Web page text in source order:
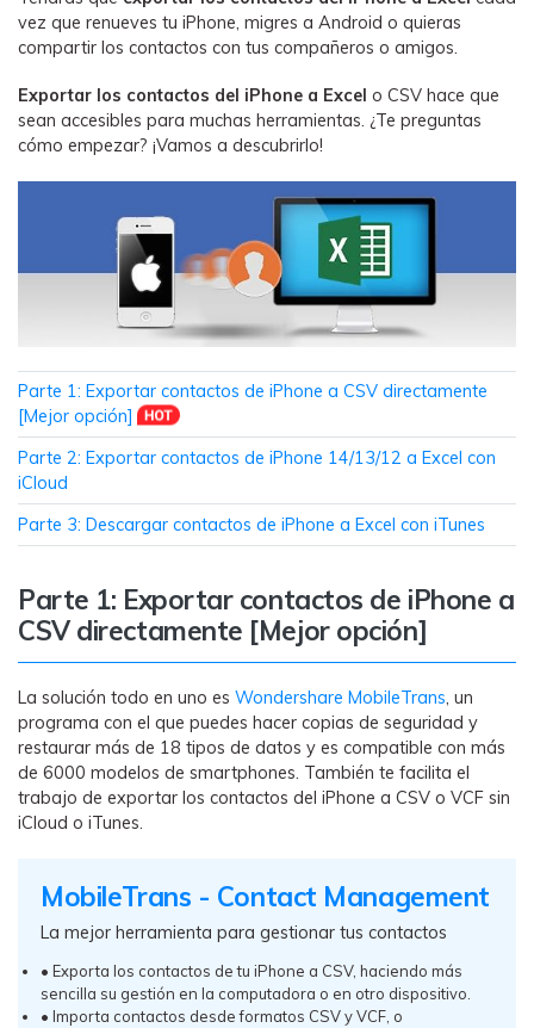
WhatsApp.
Transferencia de Datos de un
Celular a Otro
Transfiere contactos, fotos, música,
archivos de un teléfono a otro y a la
Mutsapper (Alias: Wutsapper)
Transfiere datos de WhatsApp y
WhatsApp Business sin restablecer los
valores de fábrica.
MobileTrans App
WhatsApp y archivos entre dispositivos
iOS y Android.
Welastseen
WeLastseen te tiene al tanto de todo en
WhatsApp.
vez que renueves tu iPhone, migres a Android o quieras
compartir los contactos con tus compañeros o amigos.
Exportar los contactos del iPhone a Excel o CSV hace que
sean accesibles para muchas herramientas. ¿Te preguntas
cómo empezar? ¡Vamos a descubrirlo!
Parte 1: Exportar contactos de iPhone a CSV directamente
[Mejor opción]
Parte 2: Exportar contactos de iPhone 14/13/12 a Excel con
iCloud
Parte 3: Descargar contactos de iPhone a Excel con iTunes
Parte 1: Exportar contactos de iPhone a
CSV directamente [Mejor opción]
La solución todo en uno es Wondershare MobileTrans, un
programa con el que puedes hacer copias de seguridad y
restaurar más de 18 tipos de datos y es compatible con más
de 6000 modelos de smartphones. También te facilita el
trabajo de exportar los contactos del iPhone a CSV o VCF sin
iCloud o iTunes.
MobileTrans - Contact Management
La mejor herramienta para gestionar tus contactos
• Exporta los contactos de tu iPhone a CSV, haciendo más
sencilla su gestión en la computadora o en otro dispositivo.
• Importa contactos desde formatos CSV y VCF, o